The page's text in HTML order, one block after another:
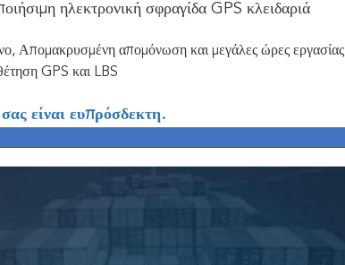
ηλεκτρονική σφραγίδα GPS κλειδαριά
Απομακρυσμένη απομόνωση και μεγάλες ώρες εργασίας
GPS και LBS
είναι ευπρόσδεκτη.